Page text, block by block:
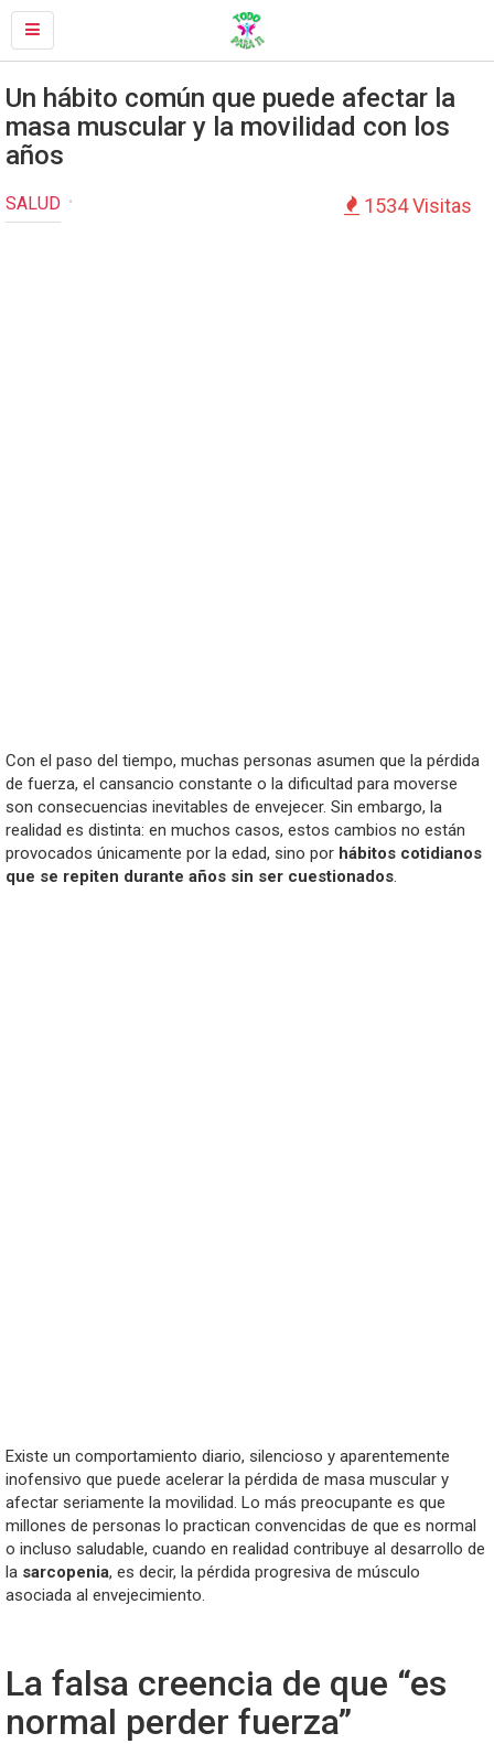
Un hábito común que puede afectar la
masa muscular y la movilidad con los
años
SALUD 1534 Visitas
Con el paso del tiempo, muchas personas asumen que la pérdida
de fuerza, el cansancio constante o la dificultad para moverse
son consecuencias inevitables de envejecer. Sin embargo, la
realidad es distinta: en muchos casos, estos cambios no están
provocados únicamente por la edad, sino por hábitos cotidianos
que se repiten durante años sin ser cuestionados.
Existe un comportamiento diario, silencioso y aparentemente
inofensivo que puede acelerar la pérdida de masa muscular y
afectar seriamente la movilidad. Lo más preocupante es que
millones de personas lo practican convencidas de que es normal
o incluso saludable, cuando en realidad contribuye al desarrollo de
la sarcopenia, es decir, la pérdida progresiva de músculo
asociada al envejecimiento.
La falsa creencia de que “es
normal perder fuerza”